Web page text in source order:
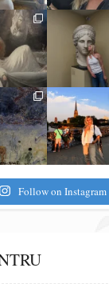
Follow on Instagram